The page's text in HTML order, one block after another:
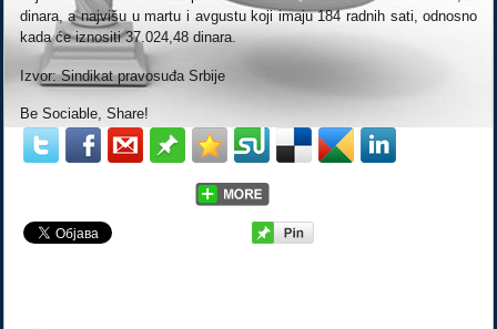
dinara, a najvišu u martu i avgustu koji imaju 184 radnih sati, odnosno
kada će iznositi 37.024,48 dinara.
Izvor: Sindikat pravosuđa Srbije
Be Sociable, Share!